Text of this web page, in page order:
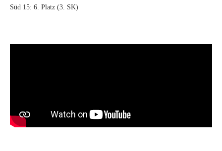
Süd 15: 6. Platz (3. SK)